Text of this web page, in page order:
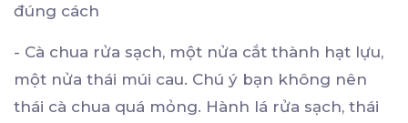
đúng cách
- Cà chua rửa sạch, một nửa cắt thành hạt lựu,
một nửa thái múi cau. Chú ý bạn không nên
thái cà chua quá mỏng. Hành lá rửa sạch, thái